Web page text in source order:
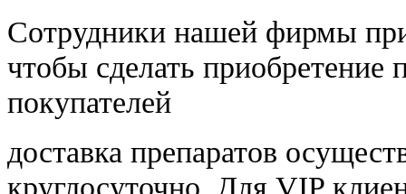
Cотрудники нашей фирмы
чтобы сделать приобретение
покупателей
доставка препаратов
круглосуточно. Для VIP